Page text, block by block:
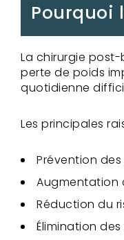
Pourquoi
La chirurgie
perte de poids
quotidienne
Les principales
Prévention
Augmentation
Réduction du
Élimination